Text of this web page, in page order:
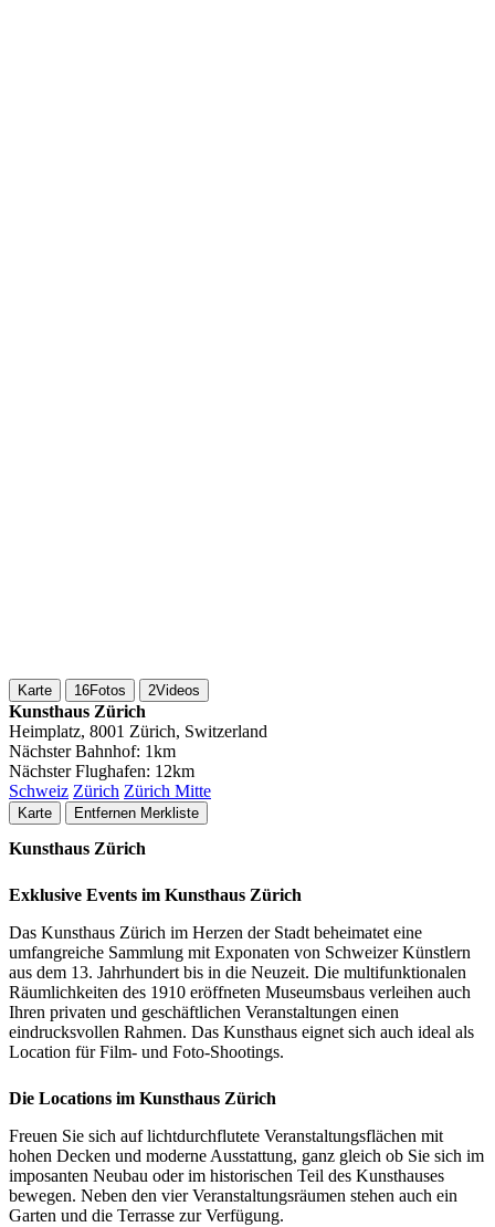
Karte 16Fotos 2Videos
Kunsthaus Zürich
Heimplatz, 8001 Zürich, Switzerland
Nächster Bahnhof: 1km
Nächster Flughafen: 12km
Schweiz Zürich Zürich Mitte
Karte Entfernen Merkliste
Kunsthaus Zürich
Exklusive Events im Kunsthaus Zürich
Das Kunsthaus Zürich im Herzen der Stadt beheimatet eine
umfangreiche Sammlung mit Exponaten von Schweizer Künstlern
aus dem 13. Jahrhundert bis in die Neuzeit. Die multifunktionalen
Räumlichkeiten des 1910 eröffneten Museumsbaus verleihen auch
Ihren privaten und geschäftlichen Veranstaltungen einen
eindrucksvollen Rahmen. Das Kunsthaus eignet sich auch ideal als
Location für Film- und Foto-Shootings.
Die Locations im Kunsthaus Zürich
Freuen Sie sich auf lichtdurchflutete Veranstaltungsflächen mit
hohen Decken und moderne Ausstattung, ganz gleich ob Sie sich im
imposanten Neubau oder im historischen Teil des Kunsthauses
bewegen. Neben den vier Veranstaltungsräumen stehen auch ein
Garten und die Terrasse zur Verfügung.